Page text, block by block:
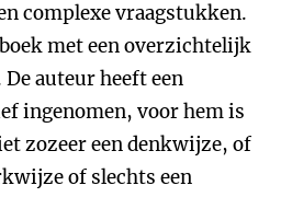
complexe vraagstukken.
met een overzichtelijk
auteur heeft een
ingenomen, voor hem is
zozeer een denkwijze, of
of slechts een